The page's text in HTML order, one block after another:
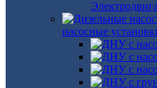
насосные